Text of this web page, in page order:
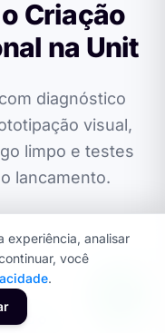
Criação
na Unit
diagnóstico
visual,
limpo e testes
lancamento.
experiência, analisar
você
.